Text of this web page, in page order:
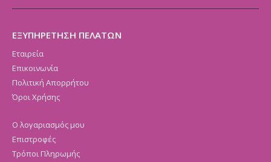
ΕΞΥΠΗΡΕΤΗΣΗ ΠΕΛΑΤΩΝ
Εταιρεία
Επικοινωνία
Πολιτική Απορρήτου
Όροι Χρήσης
Ο λογαριασμός μου
Επιστροφές
Τρόποι Πληρωμής